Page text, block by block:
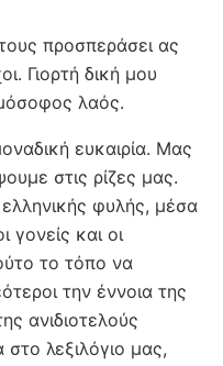
προσπεράσει ας
Γιορτή δική μου
λαός.
ευκαιρία. Μας
στις ρίζες μας.
φυλής, μέσα
και οι
το τόπο να
την έννοια της
ανιδιοτελούς
λεξιλόγιο μας,